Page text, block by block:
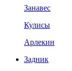
Занавес
Кулисы
Арлекин
Задник